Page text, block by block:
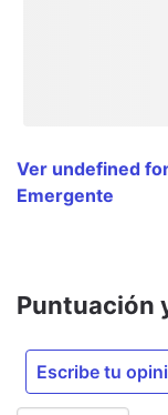
Ver undefined
Emergente
Puntuación
Escribe tu